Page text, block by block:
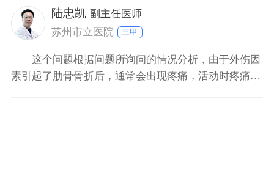
带外固定。如果为肋骨多发性骨折的情况下，需要手术
治疗。因为多
陆忠凯 副主任医师
苏州市立医院
三甲
这个问题根据问题所询问的情况分析，由于外伤因
素引起了肋骨骨折后，通常会出现疼痛，活动时疼痛加